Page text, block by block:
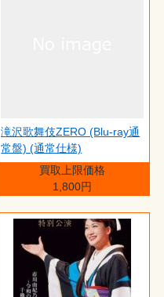
滝沢歌舞伎ZERO (Blu-ray通
常盤) (通常仕様)
買取上限価格
1,800円